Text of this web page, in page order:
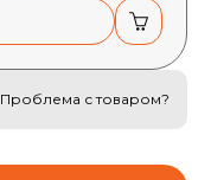
Проблема с товаром?